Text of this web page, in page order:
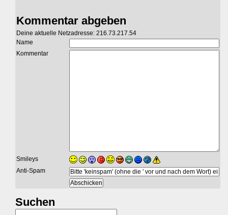
Kommentar abgeben
Deine aktuelle Netzadresse: 216.73.217.54
Name
Kommentar
Smileys
Anti-Spam
Suchen